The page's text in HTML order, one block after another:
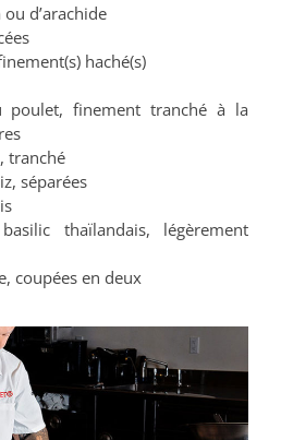
d’arachide
haché(s)
finement tranché à la
tranché
séparées
thaïlandais, légèrement
coupées en deux